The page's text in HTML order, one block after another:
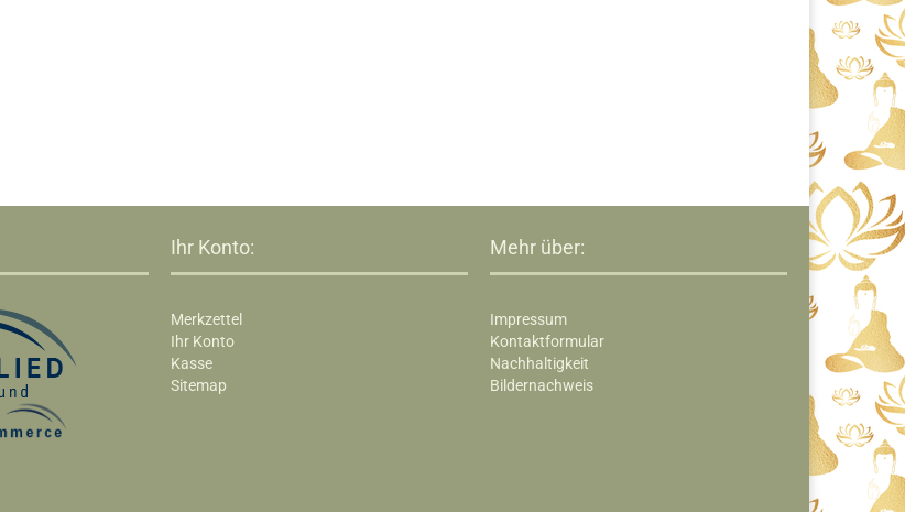
Ihr Konto:
Merkzettel
Ihr Konto
Kasse
Sitemap
Mehr über:
Impressum
Kontaktformular
Nachhaltigkeit
Bildernachweis